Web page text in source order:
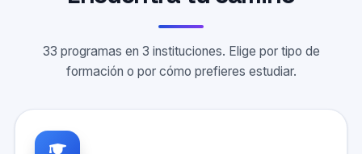
33 programas en 3 instituciones. Elige por tipo de
formación o por cómo prefieres estudiar.